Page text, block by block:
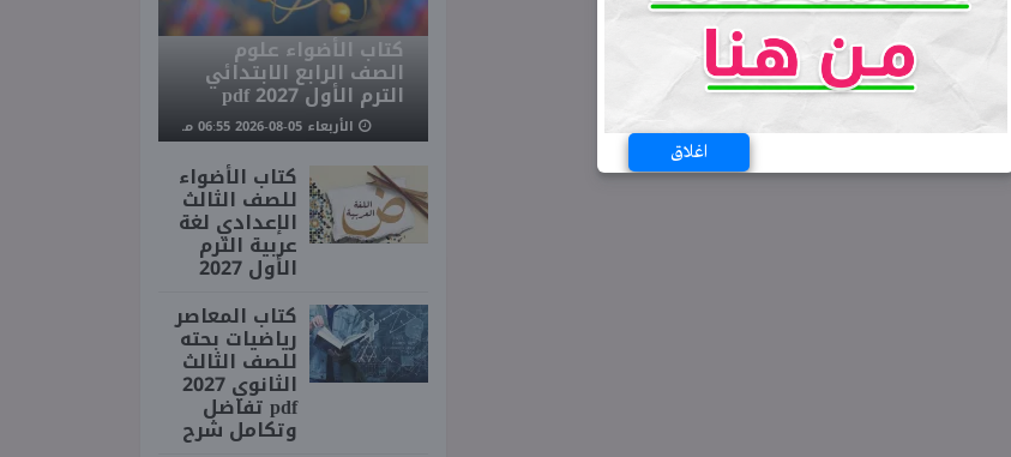
اغلاق
كتاب الأضواء علوم
الصف الرابع الابتدائي
الترم الأول 2027 pdf
الأربعاء 05-08-2026 06:55 مـ
كتاب الأضواء
للصف الثالث
الإعدادي لغة
عربية الترم
الأول 2027
كتاب المعاصر
رياضيات بحته
للصف الثالث
الثانوي 2027
pdf تفاضل
وتكامل شرح